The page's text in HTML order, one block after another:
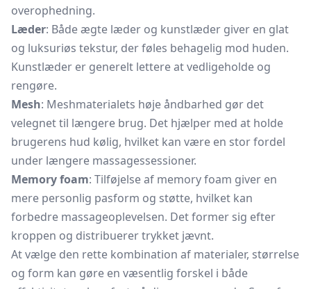
overophedning.
Læder: Både ægte læder og kunstlæder giver en glat
og luksuriøs tekstur, der føles behagelig mod huden.
Kunstlæder er generelt lettere at vedligeholde og
rengøre.
Mesh: Meshmaterialets høje åndbarhed gør det
velegnet til længere brug. Det hjælper med at holde
brugerens hud kølig, hvilket kan være en stor fordel
under længere massagessessioner.
Memory foam: Tilføjelse af memory foam giver en
mere personlig pasform og støtte, hvilket kan
forbedre massageoplevelsen. Det former sig efter
kroppen og distribuerer trykket jævnt.
At vælge den rette kombination af materialer, størrelse
og form kan gøre en væsentlig forskel i både